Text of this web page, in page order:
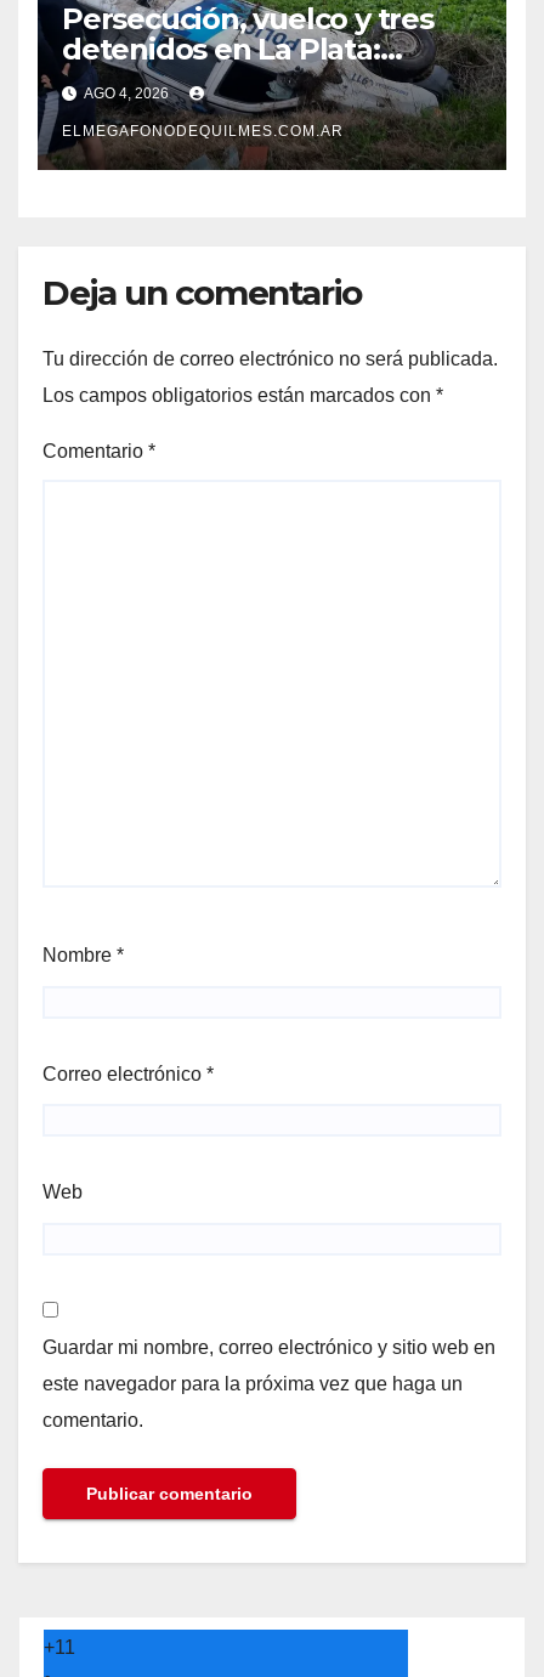
Persecución, vuelco y tres
detenidos en La Plata:
recuperaron motos robadas
tras un operativo policial
AGO 4, 2026
ELMEGAFONODEQUILMES.COM.AR
Deja un comentario
Tu dirección de correo electrónico no será publicada.
Los campos obligatorios están marcados con *
Comentario *
Nombre *
Correo electrónico *
Web
Guardar mi nombre, correo electrónico y sitio web en
este navegador para la próxima vez que haga un
comentario.
+11